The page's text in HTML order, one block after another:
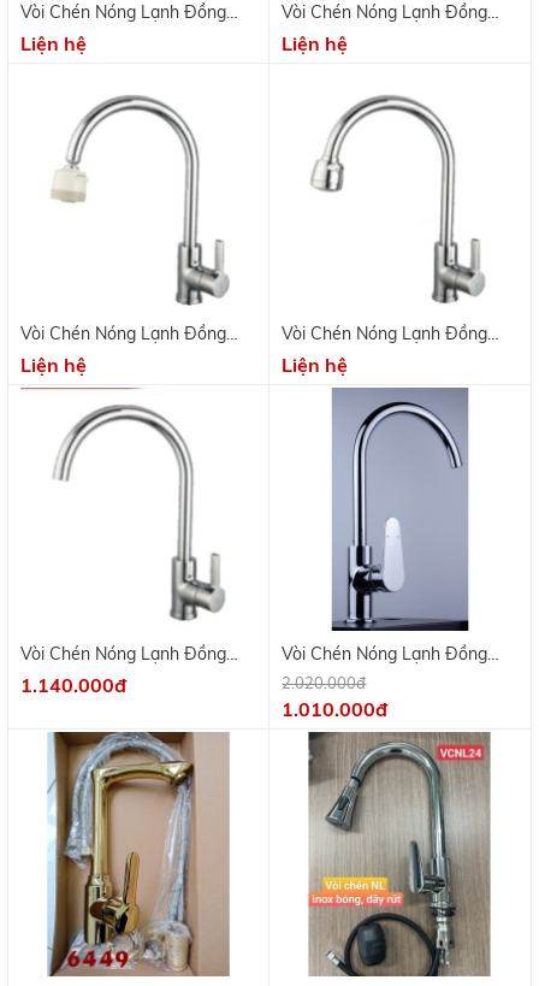
Vòi Chén Nóng Lạnh Đồng
Thau Mạ Crome KV 9703B
Liện hệ
Vòi Chén Nóng Lạnh Đồng
Thau Mạ Crome KV 9703
Liện hệ
Vòi Chén Nóng Lạnh Đồng
Thau Mạ Crome KV 9701C
Liện hệ
Vòi Chén Nóng Lạnh Đồng
Thau Mạ Crome KV 9701B
Liện hệ
Vòi Chén Nóng Lạnh Đồng
Thau Mạ Crome KV 9701A
1.140.000đ
Vòi Chén Nóng Lạnh Đồng
Thau Mạ Crome VR04
2.020.000đ
1.010.000đ